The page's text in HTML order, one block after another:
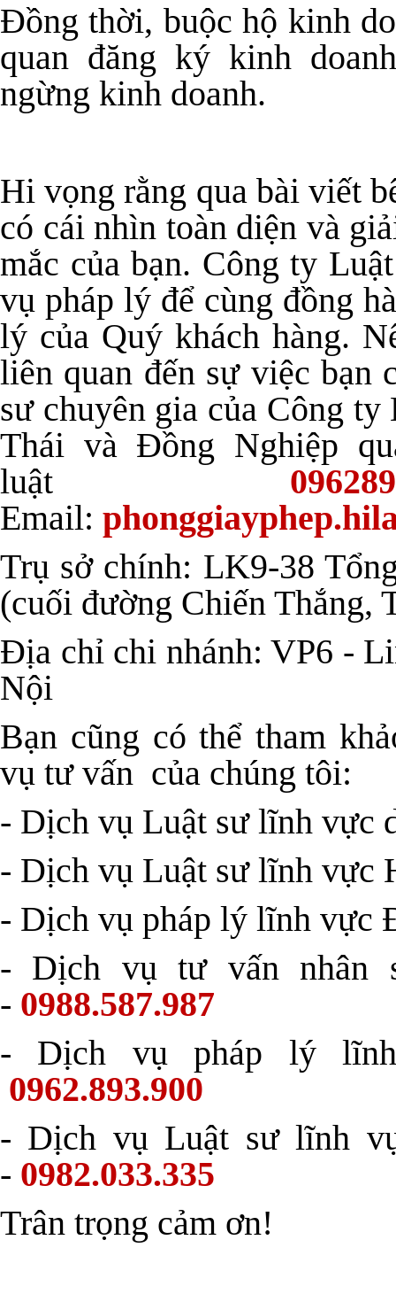
Đồng thời, buộc hộ kinh
quan đăng ký kinh
ngừng kinh doanh.
Hi vọng rằng qua bài viết
có cái nhìn toàn diện và
mắc của bạn. Công ty
vụ pháp lý để cùng đồng
lý của Quý khách hàng.
liên quan đến sự việc bạn
sư chuyên gia của Công
Thái và Đồng Nghiệp
luật
Email:
Trụ sở chính: LK9-38
(cuối đường Chiến Thắng,
Địa chỉ chi nhánh: VP6 -
Nội
Bạn cũng có thể tham
vụ tư vấn của chúng tôi:
- Dịch vụ Luật sư lĩnh vực
- Dịch vụ Luật sư lĩnh vực
- Dịch vụ pháp lý lĩnh vực
- Dịch vụ tư vấn nhân
- 0988.587.987
- Dịch vụ pháp lý
0962.893.900
- Dịch vụ Luật sư lĩnh
- 0982.033.335
Trân trọng cảm ơn!